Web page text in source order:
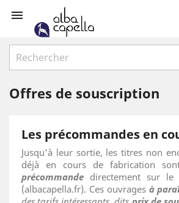

Offres de souscription
Les précommandes en
Jusqu'à leur sortie, les titres non
déjà en cours de fabrication
précommande directement sur
(albacapella.fr). Ces ouvrages à